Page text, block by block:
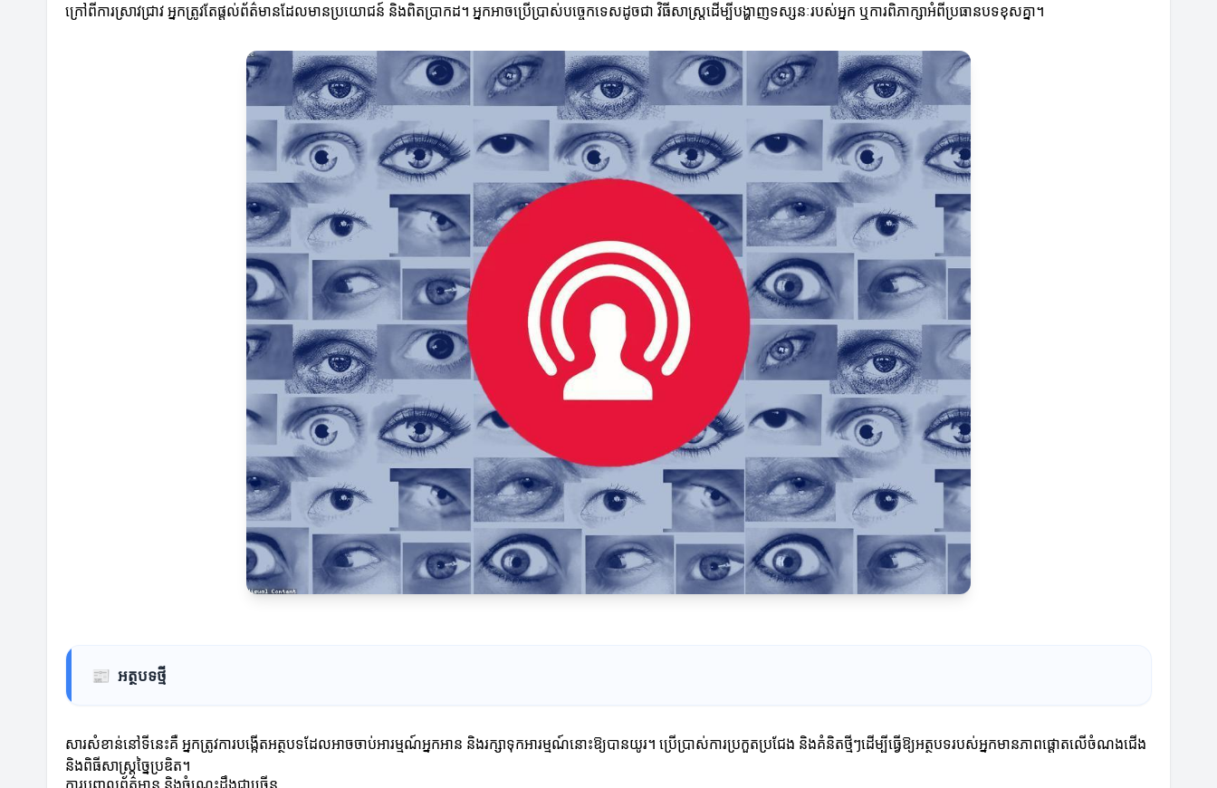
ក្រៅពីការស្រាវជ្រាវ អ្នកត្រូវតែផ្តល់ព័ត៌មានដែលមានប្រយោជន៍ និងពិតប្រាកដ។ អ្នកអាចប្រើប្រាស់បច្ចេកទេសដូចជា វិធីសាស្ត្រដើម្បីបង្ហាញទស្សនៈរបស់អ្នក ឬការពិភាក្សាអំពីប្រធានបទខុសគ្នា។
📰 អត្ថបទថ្មី
សារសំខាន់នៅទីនេះគឺ អ្នកត្រូវការបង្កើតអត្ថបទដែលអាចចាប់អារម្មណ៍អ្នកអាន និងរក្សាទុកអារម្មណ៍នោះឱ្យបានយូរ។ ប្រើប្រាស់ការប្រកួតប្រជែង និងគំនិតថ្មីៗដើម្បីធ្វើឱ្យអត្ថបទរបស់អ្នកមានភាពផ្តោតលើចំណងជើង
និងពិធីសាស្ត្រច្នៃប្រឌិត។